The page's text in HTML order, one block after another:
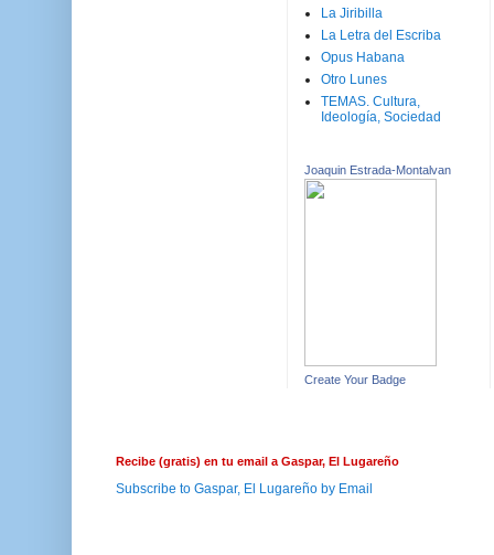
La Jiribilla
La Letra del Escriba
Opus Habana
Otro Lunes
TEMAS. Cultura,
Ideología, Sociedad
Joaquin Estrada-Montalvan
Create Your Badge
Recibe (gratis) en tu email a Gaspar, El Lugareño
Subscribe to Gaspar, El Lugareño by Email